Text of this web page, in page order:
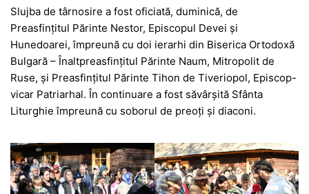
Slujba de târnosire a fost oficiată, duminică, de
Preasfințitul Părinte Nestor, Episcopul Devei și
Hunedoarei, împreună cu doi ierarhi din Biserica Ortodoxă
Bulgară – Înaltpreasfințitul Părinte Naum, Mitropolit de
Ruse, și Preasfințitul Părinte Tihon de Tiveriopol, Episcop-
vicar Patriarhal. În continuare a fost săvârșită Sfânta
Liturghie împreună cu soborul de preoți și diaconi.